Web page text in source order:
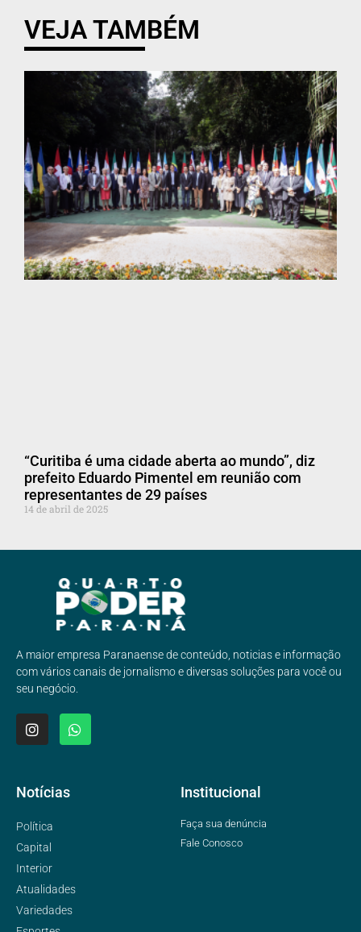
VEJA TAMBÉM
“Curitiba é uma cidade aberta ao mundo”, diz
prefeito Eduardo Pimentel em reunião com
representantes de 29 países
14 de abril de 2025
A maior empresa Paranaense de conteúdo, noticias e informação
com vários canais de jornalismo e diversas soluções para você ou
seu negócio.
Notícias
Política
Capital
Interior
Atualidades
Variedades
Institucional
Faça sua denúncia
Fale Conosco